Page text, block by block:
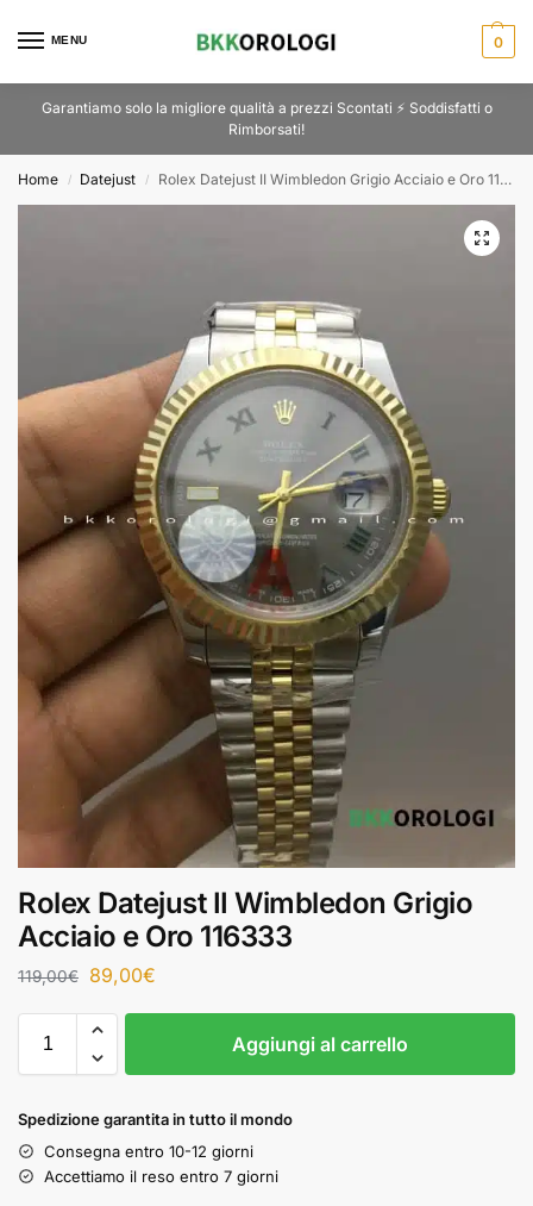
MENU 0
Garantiamo solo la migliore qualità a prezzi Scontati ⚡ Soddisfatti o
Rimborsati!
Home / Datejust / Rolex Datejust II Wimbledon Grigio Acciaio e Oro 116333
Rolex Datejust II Wimbledon Grigio
Acciaio e Oro 116333
119,00€ 89,00€
Aggiungi al carrello
Spedizione garantita in tutto il mondo
Consegna entro 10-12 giorni
Accettiamo il reso entro 7 giorni